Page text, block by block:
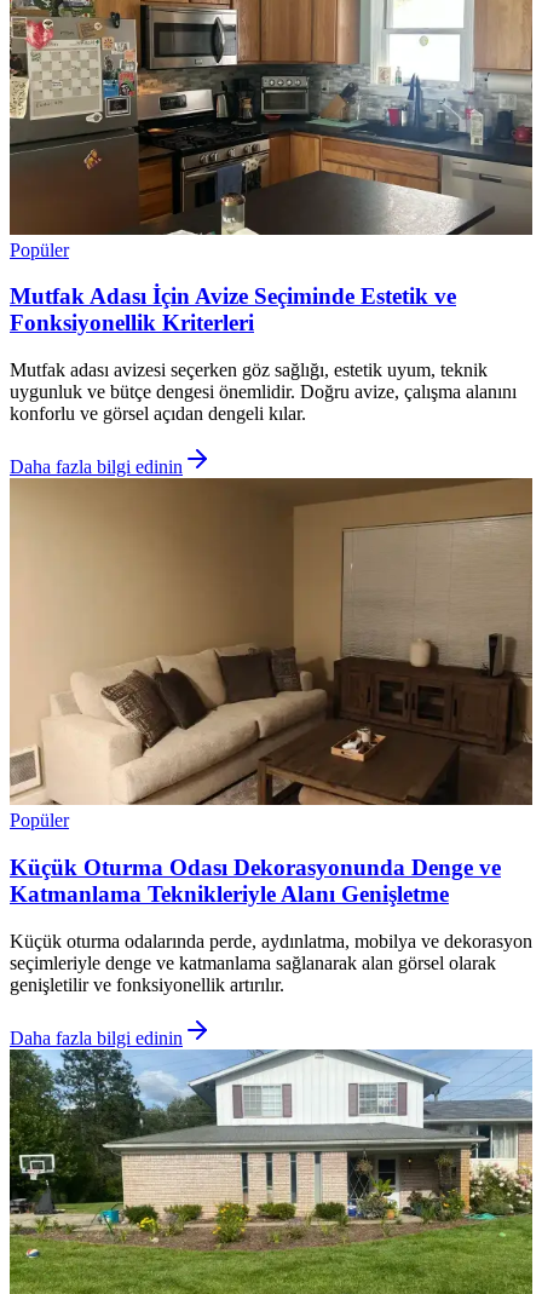
Popüler
Mutfak Adası İçin Avize Seçiminde Estetik ve
Fonksiyonellik Kriterleri
Mutfak adası avizesi seçerken göz sağlığı, estetik uyum, teknik
uygunluk ve bütçe dengesi önemlidir. Doğru avize, çalışma alanını
konforlu ve görsel açıdan dengeli kılar.
Daha fazla bilgi edinin
Popüler
Küçük Oturma Odası Dekorasyonunda Denge ve
Katmanlama Teknikleriyle Alanı Genişletme
Küçük oturma odalarında perde, aydınlatma, mobilya ve dekorasyon
seçimleriyle denge ve katmanlama sağlanarak alan görsel olarak
genişletilir ve fonksiyonellik artırılır.
Daha fazla bilgi edinin